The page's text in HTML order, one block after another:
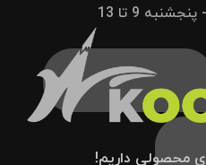
محصولی داریم!